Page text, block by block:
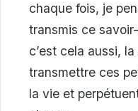
chaque fois, je
transmis ce
c’est cela aussi,
transmettre ces
la vie et